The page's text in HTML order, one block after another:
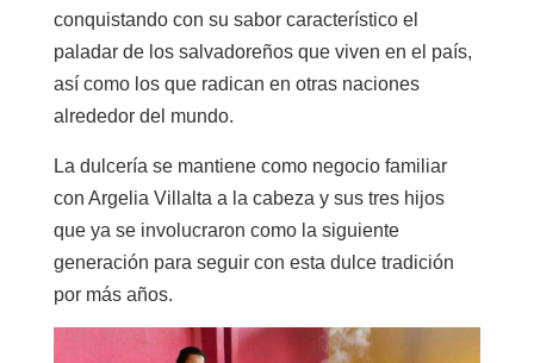
conquistando con su sabor característico el
paladar de los salvadoreños que viven en el país,
así como los que radican en otras naciones
alrededor del mundo.
La dulcería se mantiene como negocio familiar
con Argelia Villalta a la cabeza y sus tres hijos
que ya se involucraron como la siguiente
generación para seguir con esta dulce tradición
por más años.